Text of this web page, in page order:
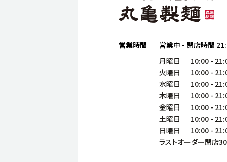
粟田社長が語るトリドー
DXビジョン2028
ステークホルダーとの
コミュニケーション
営業時間 営業中 - 閉店時間
月曜日 10:00 -
火曜日
10:00 -
水曜日
10:00 -
木曜日
10:00 -
金曜日
10:00 -
土曜日
10:00 -
日曜日
10:00 -
ラストオーダー閉店